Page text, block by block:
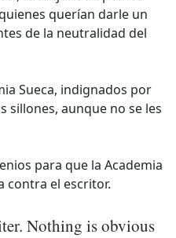
querían darle un
de la neutralidad del
Sueca, indignados por
sillones, aunque no se les
para que la Academia
contra el escritor.
Nothing is obvious